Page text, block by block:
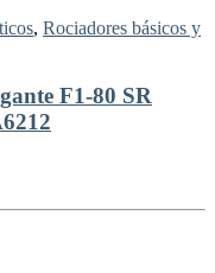
, Rociadores básicos y
F1-80 SR